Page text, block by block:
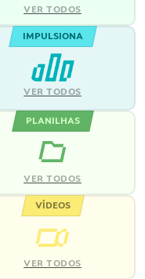
VER TODOS
IMPULSIONA
VER TODOS
PLANILHAS
VER TODOS
VÍDEOS
VER TODOS